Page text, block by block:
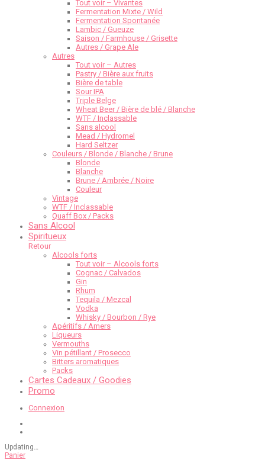
Tout voir – Vivantes
Fermentation Mixte / Wild
Fermentation Spontanée
Lambic / Gueuze
Saison / Farmhouse / Grisette
Autres / Grape Ale
Autres
Tout voir – Autres
Pastry / Bière aux fruits
Bière de table
Sour IPA
Triple Belge
Wheat Beer / Bière de blé / Blanche
WTF / Inclassable
Sans alcool
Mead / Hydromel
Hard Seltzer
Couleurs / Blonde / Blanche / Brune
Blonde
Blanche
Brune / Ambrée / Noire
Couleur
Vintage
WTF / Inclassable
Quaff Box / Packs
Sans Alcool
Spiritueux
Retour
Alcools forts
Tout voir – Alcools forts
Cognac / Calvados
Gin
Rhum
Tequila / Mezcal
Vodka
Whisky / Bourbon / Rye
Apéritifs / Amers
Liqueurs
Vermouths
Vin pétillant / Prosecco
Bitters aromatiques
Packs
Cartes Cadeaux / Goodies
Promo
Connexion
Updating…
Panier